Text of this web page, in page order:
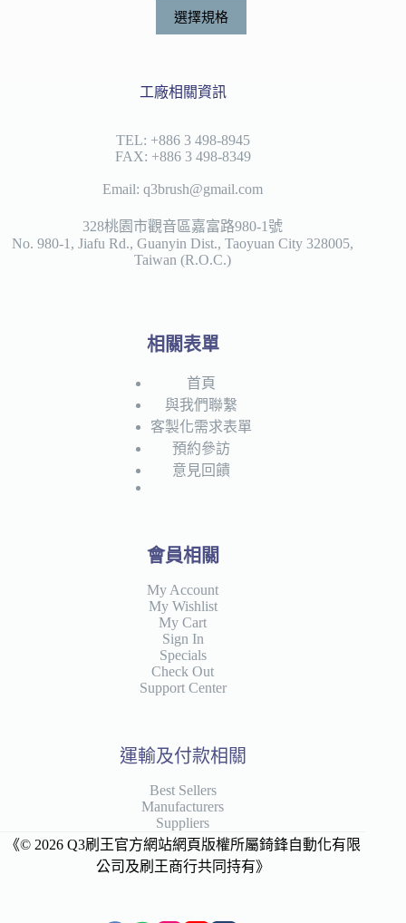
選擇規格
此
產
多
款
式。
可
產
品
擇
選
項
工廠相關資訊
TEL: +886 3 498-8945
FAX: +886 3 498-8349
Email: q3brush@gmail.com
328桃園市觀音區嘉富路980-1號
No. 980-1, Jiafu Rd., Guanyin Dist., Taoyuan City 328005,
Taiwan (R.O.C.)
相關表單
首頁
與我們聯繫
客製化需求表單
預約參訪
意見回饋
會員相關
My Account
My Wishlist
My Cart
Sign In
Specials
Check Out
Support Center
運輸及付款相關
Best Sellers
Manufacturers
Suppliers
《© 2026 Q3刷王官方網站網頁版權所屬錡鋒自動化有限
公司及刷王商行共同持有》